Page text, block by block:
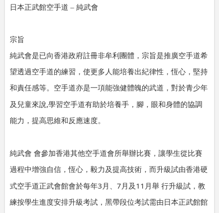
日本正武館空手道 – 純武會
宗旨
純武會是已向香港政府註冊非牟利團體，宗旨是推廣空手道希
望透過空手道的練習，使更多人能培養出紀律性，恆心，堅持
和責任感等。空手道亦是一項能強健體魄的武道，對於青少年
及兒童來說,學習空手道有助於培養手，腳，眼和身體的協調
能力，提高思維和反應速度。
純武會 會參加香港其他空手道會所舉辦比賽，讓學生從比賽
過程中增強自信，恆心，毅力及提高技術，而升級試由香港硬
式空手道正武會館會於每年3 月、 7 月及 11 月舉 行升級試，教
練按學生進度安排升級考試，黑帶段位考試需由日本正武館館